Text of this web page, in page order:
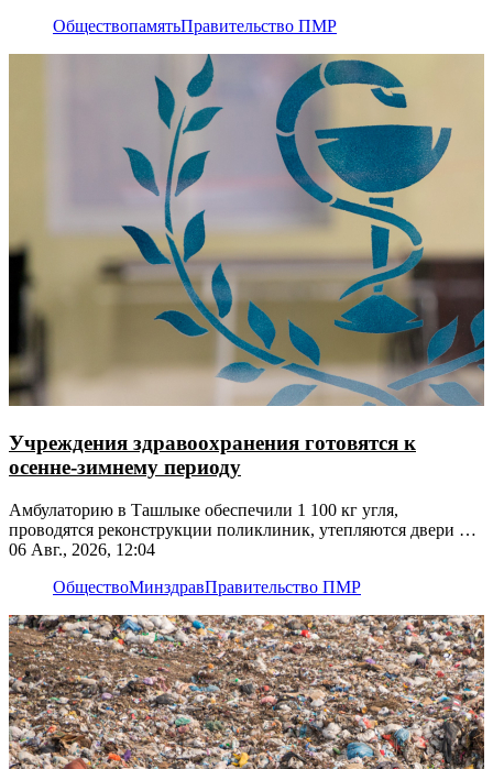
ОбществопамятьПравительство ПМР
Учреждения здравоохранения готовятся к
осенне-зимнему периоду
Амбулаторию в Ташлыке обеспечили 1 100 кг угля,
проводятся реконструкции поликлиник, утепляются двери и
окна
06 Авг., 2026, 12:04
ОбществоМинздравПравительство ПМР